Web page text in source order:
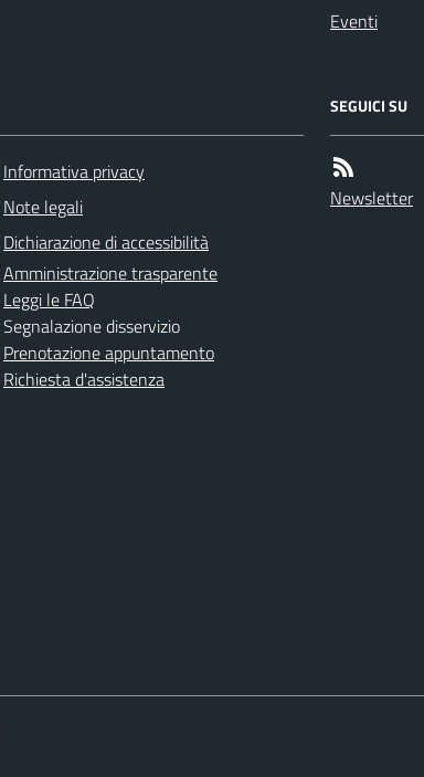
Eventi
Informativa privacy
Note legali
Dichiarazione di accessibilità
Amministrazione trasparente
Leggi le FAQ
Segnalazione disservizio
Prenotazione appuntamento
Richiesta d'assistenza
SEGUICI SU
Newsletter